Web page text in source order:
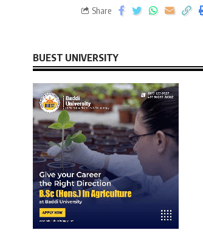
Share
BUEST UNIVERSITY